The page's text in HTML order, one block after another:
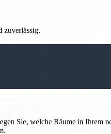
zuverlässig.
Sie, welche Räume in Ihrem